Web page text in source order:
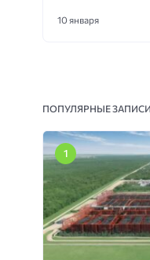
10 января
ПОПУЛЯРНЫЕ ЗАПИСИ